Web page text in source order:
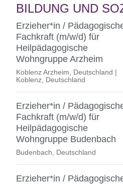
BILDUNG UND
Erzieher*in /
Fachkraft (m/w/d) für
Heilpädagogische
Wohngruppe Arzheim
Koblenz Arzheim, Deutschland |
Koblenz, Deutschland
Erzieher*in /
Fachkraft (m/w/d) für
Heilpädagogische
Wohngruppe Budenbach
Budenbach, Deutschland
Erzieher*in /